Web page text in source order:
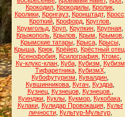
Крокодил Крокодилы Кролик
Кролики, Кронгауз, Кронштадт, Кросс
Кроткий Крофорд Круглов
Крумгольд Круп Крупкин Крупная
Крыжополь Крылов Крым Крымов
Крымские татары, Крыса, Крысы,
Крыша Крюк Крёйер Крёстный отец
Ксенофобия Ксилография Ктомс
Ку-клукс-клан, Куба, Кубизм
Кубизм
Тифаретника, КубизмХ,
Кубофутуризм
Кувалдин
Кувшинникова Кугач Куздра
Кузнец, Кузнецов, Кузнецов.
Куинджи Куклы Кукмор Кукобака
Кулаки, Кулидар Провокация, Культ
личности, Культур-Мультур,